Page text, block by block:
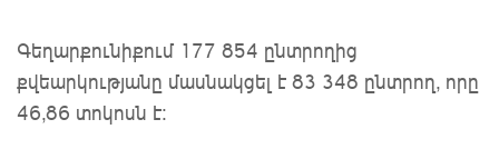
Գեղարքունիքում 177 854 ընտրողից
քվեարկությանը մասնակցել է 83 348 ընտրող, որը
46,86 տոկոսն է: